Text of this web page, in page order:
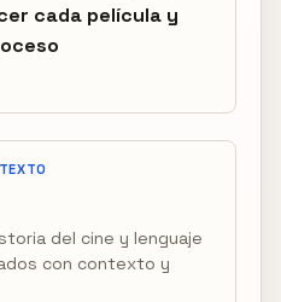
cada película y
del cine y lenguaje
con contexto y